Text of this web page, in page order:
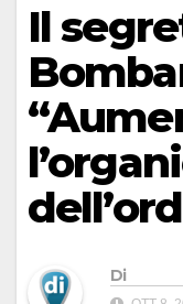
Il
Di